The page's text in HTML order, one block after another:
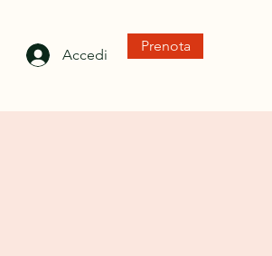
Accedi
Prenota